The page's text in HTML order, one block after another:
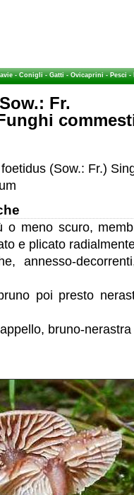
-Conigli-Gatti-Ovicaprini-Pesci-
Sow.: Fr.
(Sow.: Fr.)
o meno scuro,
e plicato
annesso-
poi presto
bruno-